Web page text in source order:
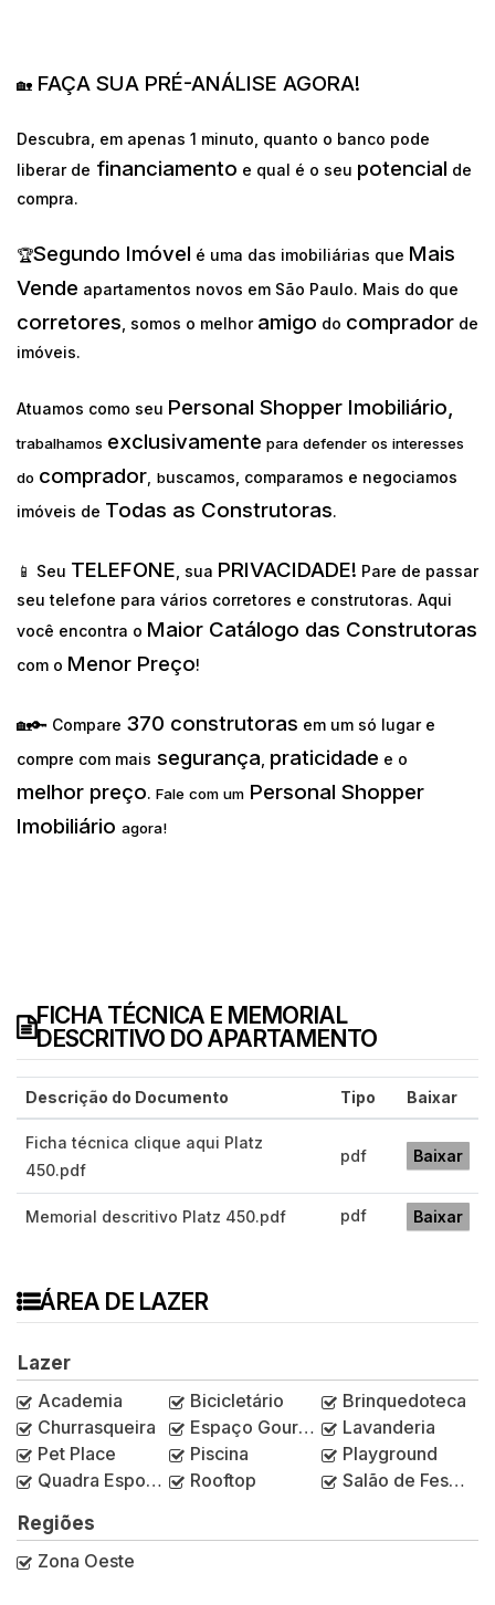
🏡 FAÇA SUA PRÉ-ANÁLISE AGORA!
Descubra, em apenas 1 minuto, quanto o banco pode
liberar de financiamento e qual é o seu potencial de
compra.
🏆Segundo Imóvel é uma das imobiliárias que Mais
Vende apartamentos novos em São Paulo. Mais do que
corretores , somos o melhor amigo do comprador de
imóveis.
Atuamos como seu Personal Shopper Imobiliário,
trabalhamos exclusivamente para defender os interesses
do comprador, buscamos, comparamos e negociamos
imóveis de Todas as Construtoras.
📱 Seu TELEFONE , sua PRIVACIDADE! Pare de passar
seu telefone para vários corretores e construtoras. Aqui
você encontra o Maior Catálogo das Construtoras
com o Menor Preço!
🏡🔑 Compare 370 construtoras em um só lugar e
compre com mais segurança praticidade e o
melhor preço. Fale com um Personal Shopper
Imobiliário agora!
FICHA TÉCNICA E MEMORIAL
DESCRITIVO DO APARTAMENTO
Descrição do Documento Tipo Baixar
Ficha técnica clique aqui Platz
450.pdf
pdf Baixar
Memorial descritivo Platz 450.pdf pdf Baixar
ÁREA DE LAZER
Lazer
Academia
Bicicletário
Brinquedoteca
Churrasqueira
Espaço Gourmet
Lavanderia
Pet Place
Piscina
Playground
Quadra Esportiva
Rooftop
Salão de Festas
Regiões
Zona Oeste